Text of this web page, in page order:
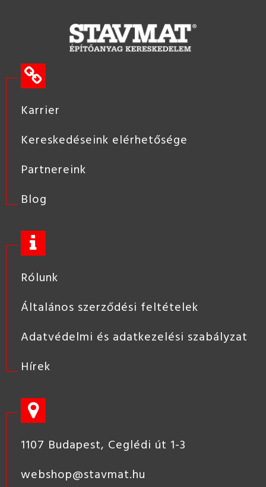
Karrier
Kereskedéseink elérhetősége
Partnereink
Blog
Rólunk
Általános szerződési feltételek
Adatvédelmi és adatkezelési szabályzat
Hírek
1107 Budapest, Ceglédi út 1-3
webshop@stavmat.hu